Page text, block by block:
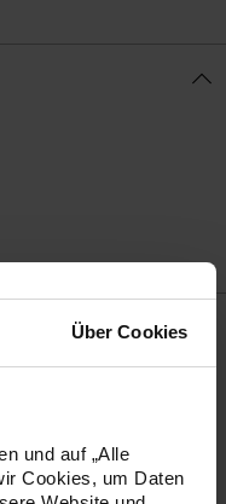
Über Cookies
und auf „Alle
Cookies, um Daten
und randvoll gefüllten
können
Thema gibt es eine